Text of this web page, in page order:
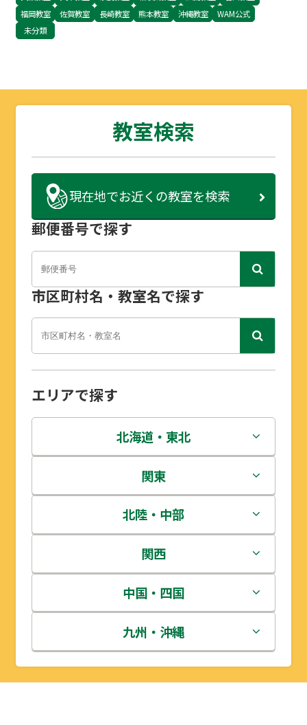
福岡教室
佐賀教室 長崎教室 熊本教室 沖縄教室
WAM公式
未分類
教室検索
現在地でお近くの教室を検索
郵便番号で探す
市区町村名・教室名で探す
エリアで探す
北海道・東北
北海道
青森県
岩手県
宮城県
秋田県
山形県
関東
茨城県
栃木県
群馬県
埼玉県
千葉県
北陸・中部
新潟県
富山県
石川県
福井県
関西
三重県
滋賀県
京都府
中国・四国
鳥取県
島根県
九州・沖縄
福岡県